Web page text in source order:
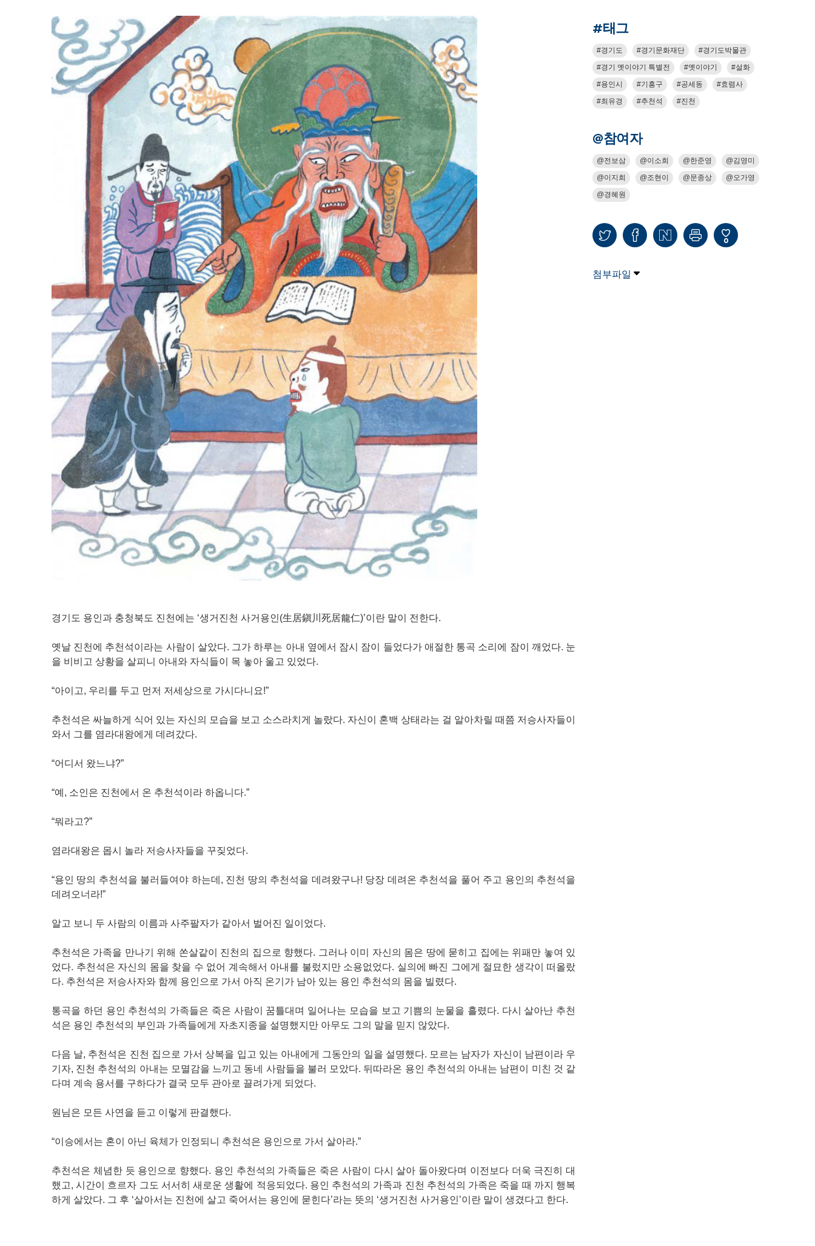
경기도 용인과 충청북도 진천에는 ‘생거진천 사거용인(生居鎭川死居龍仁)’이란 말이 전한다.
옛날 진천에 추천석이라는 사람이 살았다. 그가 하루는 아내 옆에서 잠시 잠이 들었다가 애절한 통곡 소리에 잠이 깨었다. 눈
을 비비고 상황을 살피니 아내와 자식들이 목 놓아 울고 있었다.
“아이고, 우리를 두고 먼저 저세상으로 가시다니요!”
추천석은 싸늘하게 식어 있는 자신의 모습을 보고 소스라치게 놀랐다. 자신이 혼백 상태라는 걸 알아차릴 때쯤 저승사자들이
와서 그를 염라대왕에게 데려갔다.
“어디서 왔느냐?”
“예, 소인은 진천에서 온 추천석이라 하옵니다.”
“뭐라고?”
염라대왕은 몹시 놀라 저승사자들을 꾸짖었다.
“용인 땅의 추천석을 불러들여야 하는데, 진천 땅의 추천석을 데려왔구나! 당장 데려온 추천석을 풀어 주고 용인의 추천석을
데려오너라!”
알고 보니 두 사람의 이름과 사주팔자가 같아서 벌어진 일이었다.
추천석은 가족을 만나기 위해 쏜살같이 진천의 집으로 향했다. 그러나 이미 자신의 몸은 땅에 묻히고 집에는 위패만 놓여 있
었다. 추천석은 자신의 몸을 찾을 수 없어 계속해서 아내를 불렀지만 소용없었다. 실의에 빠진 그에게 절묘한 생각이 떠올랐
다. 추천석은 저승사자와 함께 용인으로 가서 아직 온기가 남아 있는 용인 추천석의 몸을 빌렸다.
통곡을 하던 용인 추천석의 가족들은 죽은 사람이 꿈틀대며 일어나는 모습을 보고 기쁨의 눈물을 흘렸다. 다시 살아난 추천
석은 용인 추천석의 부인과 가족들에게 자초지종을 설명했지만 아무도 그의 말을 믿지 않았다.
다음 날, 추천석은 진천 집으로 가서 상복을 입고 있는 아내에게 그동안의 일을 설명했다. 모르는 남자가 자신이 남편이라 우
기자, 진천 추천석의 아내는 모멸감을 느끼고 동네 사람들을 불러 모았다. 뒤따라온 용인 추천석의 아내는 남편이 미친 것 같
다며 계속 용서를 구하다가 결국 모두 관아로 끌려가게 되었다.
원님은 모든 사연을 듣고 이렇게 판결했다.
“이승에서는 혼이 아닌 육체가 인정되니 추천석은 용인으로 가서 살아라.”
추천석은 체념한 듯 용인으로 향했다. 용인 추천석의 가족들은 죽은 사람이 다시 살아 돌아왔다며 이전보다 더욱 극진히 대
했고, 시간이 흐르자 그도 서서히 새로운 생활에 적응되었다. 용인 추천석의 가족과 진천 추천석의 가족은 죽을 때 까지 행복
하게 살았다. 그 후 ‘살아서는 진천에 살고 죽어서는 용인에 묻힌다’라는 뜻의 ‘생거진천 사거용인’이란 말이 생겼다고 한다.
#태그
경기도 경기문화재단
경기도박물관
경기 옛이야기 특별전
옛이야기
설화
용인시
기흥구 공세동
효렴사
최유경
추천석 진천
@참여자
전보삼 이소희 한준영
김영미
이지희
조현이 문종상
오가영
경혜원
0
첨부파일